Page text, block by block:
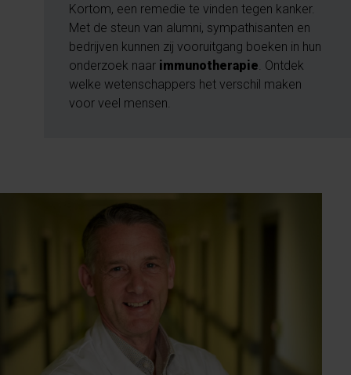
Kortom, een remedie te vinden tegen kanker.
Met de steun van alumni, sympathisanten en
bedrijven kunnen zij vooruitgang boeken in hun
onderzoek naar immunotherapie . Ontdek
welke wetenschappers het verschil maken
voor veel mensen.